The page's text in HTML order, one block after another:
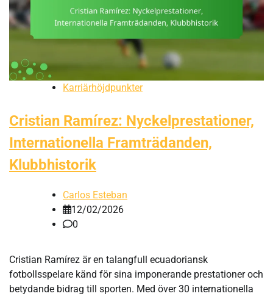
Karriärhöjdpunkter
Cristian Ramírez: Nyckelprestationer,
Internationella Framträdanden,
Klubbhistorik
Carlos Esteban
12/02/2026
0
Cristian Ramírez är en talangfull ecuadoriansk
fotbollsspelare känd för sina imponerande prestationer och
betydande bidrag till sporten. Med över 30 internationella